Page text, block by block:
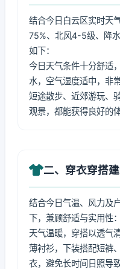
结合今日白云区实时
75%、北风4-5级、降
如下：
今日天气条件十分舒适
水，空气湿度适中，非
短途散步、近郊游玩、
观景，都能获得良好的体
二、穿衣穿搭
结合今日气温、风力及
下，兼顾舒适与实用性：
天气温暖，穿搭以透气
薄衬衫，下装搭配短裤
衣，避免长时间日照导